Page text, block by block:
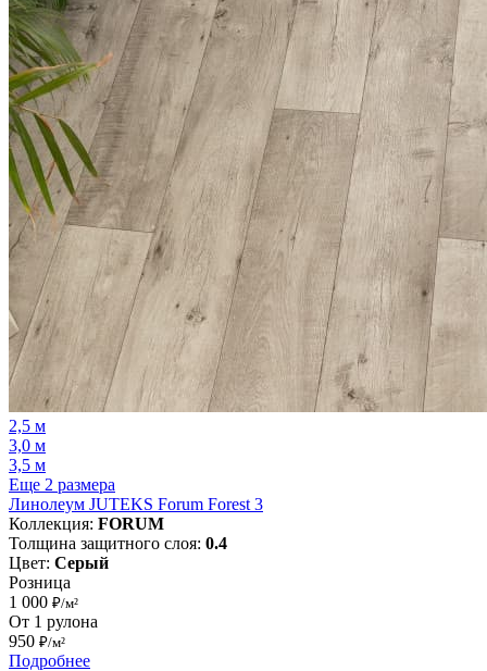
2,5 м
3,0 м
3,5 м
Еще 2 размера
Линолеум JUTEKS Forum Forest 3
Коллекция: FORUM
Толщина защитного слоя: 0.4
Цвет: Серый
Розница
1 000 ₽/м²
От 1 рулона
950 ₽/м²
Подробнее